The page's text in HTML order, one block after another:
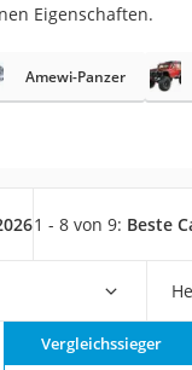
Eigenschaften.
Amewi-Panzer
1 - 8 von 9: Beste
Vergleichssieger